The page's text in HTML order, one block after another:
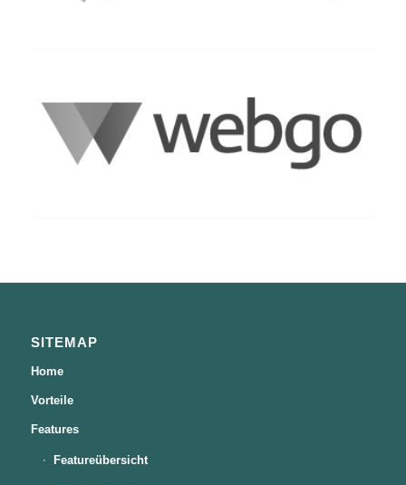
SITEMAP
Home
Vorteile
Features
Featureübersicht